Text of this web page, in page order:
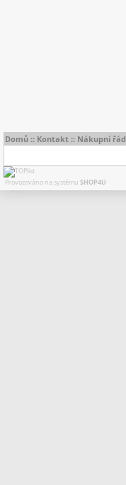
Domů :: Kontakt :: Nákupní řád
Provozováno na systému SHOP4U